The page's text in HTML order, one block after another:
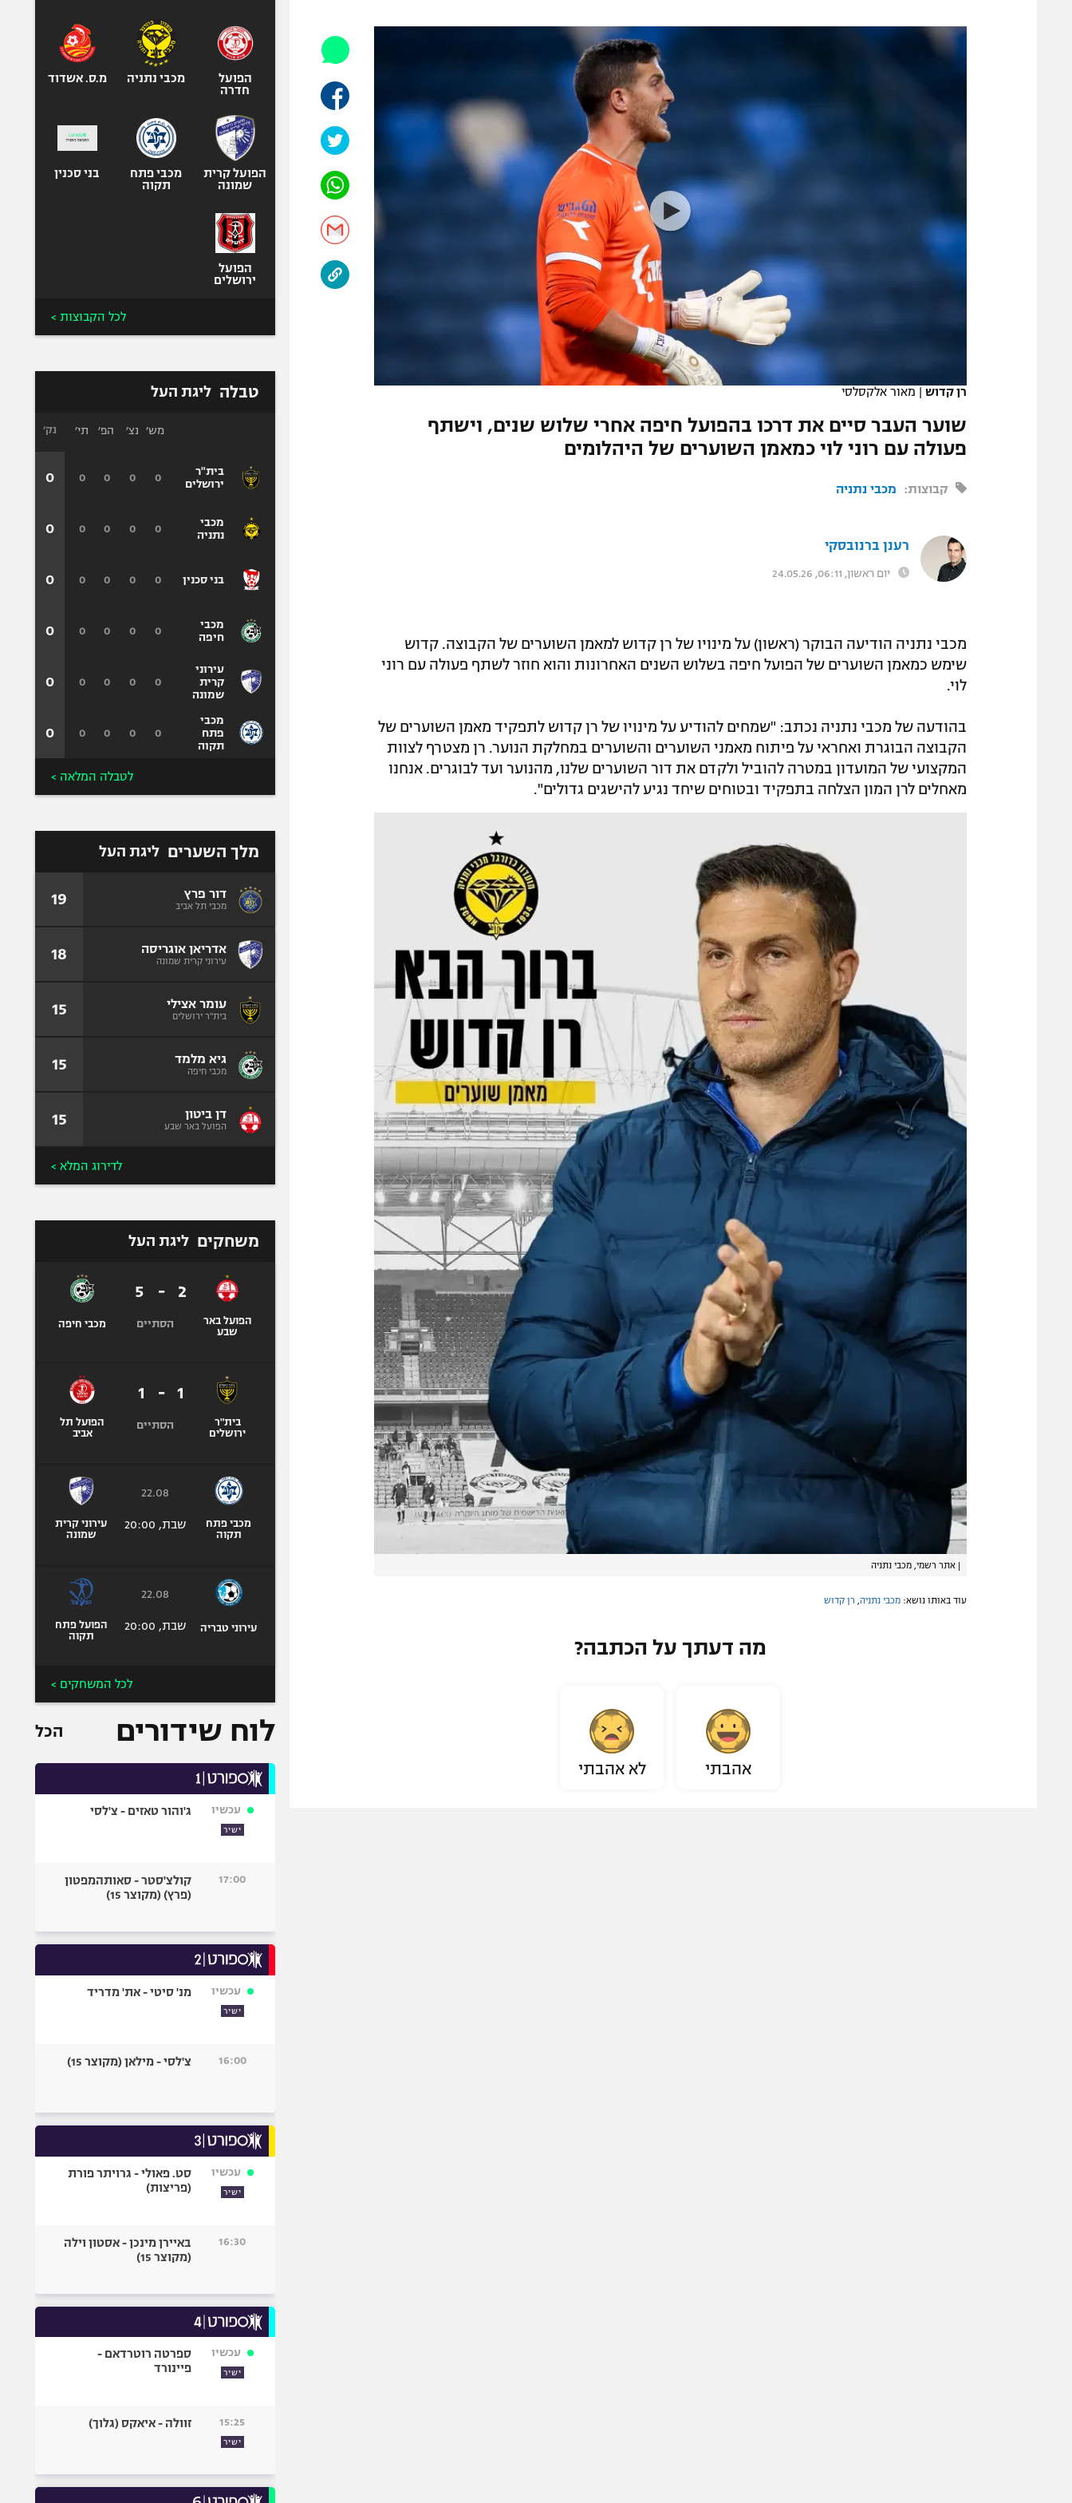
תקנון משתתפים וזוכים בפרסים
מדיניות פרטיות
תקנון פעילות ספורט 1
רשיון להקרנה פומבית לבית עסק
הפועל תל אביב
הפועל באר שבע
מכבי נתניה
ליגה סינית
ליגה ברזילאית
ליגות נוספות
אופניים
ספורט מוטורי
כדורמים
בייסבול MLB
ספורט אתגרי
אומנויות לחימה
רן קדוש | מאור אלקסלסי
שוער העבר סיים את דרכו בהפועל חיפה אחרי שלוש שנים, וישתף
פעולה עם רוני לוי כמאמן השוערים של היהלומים
קבוצות: מכבי נתניה
רענן ברנובסקי
יום ראשון, 06:11, 24.05.26
מכבי נתניה הודיעה הבוקר (ראשון) על מינויו של רן קדוש למאמן השוערים של הקבוצה. קדוש
שימש כמאמן השוערים של הפועל חיפה בשלוש השנים האחרונות והוא חוזר לשתף פעולה עם רוני
לוי.
בהודעה של מכבי נתניה נכתב: "שמחים להודיע על מינויו של רן קדוש לתפקיד מאמן השוערים של
הקבוצה הבוגרת ואחראי על פיתוח מאמני השוערים והשוערים במחלקת הנוער. רן מצטרף לצוות
המקצועי של המועדון במטרה להוביל ולקדם את דור השוערים שלנו, מהנוער ועד לבוגרים. אנחנו
מאחלים לרן המון הצלחה בתפקיד ובטוחים שיחד נגיע להישגים גדולים".
אתר רשמי, מכבי נתניה
עוד באותו נושא: מכבי נתניה רן קדוש
מה דעתך על הכתבה?
אהבתי לא אהבתי
הפועל
חדרה
מכבי נתניה מ.ס. אשדוד
הפועל קרית
שמונה
מכבי פתח
תקוה
בני סכנין
הפועל
ירושלים
לכל הקבוצות >
טבלה ליגת העל
בית"ר
ירושלים
מכבי
נתניה
בני סכנין
מכבי
חיפה
עירוני
קרית
שמונה
מכבי
פתח
תקוה
מש׳ נצ׳ הפ׳ תי׳
0
0
0
0
0
0
0
0
0
0
0
0
0
0
0
0
0
0
0
0
0
0
0
0
נק׳
0
0
0
0
0
0
לטבלה המלאה >
מלך השערים ליגת העל
דור פרץ
מכבי תל אביב 19
אדריאן אוגריסה
עירוני קרית שמונה 18
עומר אצילי
בית"ר ירושלים 15
גיא מלמד
מכבי חיפה 15
דן ביטון
הפועל באר שבע 15
לדירוג המלא >
משחקים ליגת העל
הפועל באר
שבע
2
-
5
הסתיים מכבי חיפה
בית"ר
ירושלים
1
-
1
הסתיים
הפועל תל
אביב
מכבי פתח
תקוה
22.08
שבת, 20:00
עירוני קרית
שמונה
עירוני טבריה
22.08
שבת, 20:00
הפועל פתח
תקוה
לכל המשחקים >
לוח שידורים הכל
עכשיו
ישיר
ג'והור טאזים - צ'לסי
17:00
קולצ'סטר - סאותהמפטון
(פרץ) (מקוצר 15)
עכשיו
ישיר
מנ' סיטי - את' מדריד
16:00 צ'לסי - מילאן (מקוצר 15)
עכשיו
ישיר
סט. פאולי - גרויתר פורת
(פריצות)
16:30
באיירן מינכן - אסטון וילה
(מקוצר 15)
עכשיו
ישיר
ספרטה רוטרדאם -
פיינורד
15:25
ישיר
זוולה - איאקס (גלוך)